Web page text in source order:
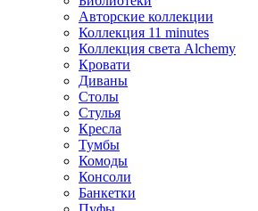
Авторские коллекции
Коллекция 11 minutes
Коллекция света Alchemy
Кровати
Диваны
Столы
Стулья
Кресла
Тумбы
Комоды
Консоли
Банкетки